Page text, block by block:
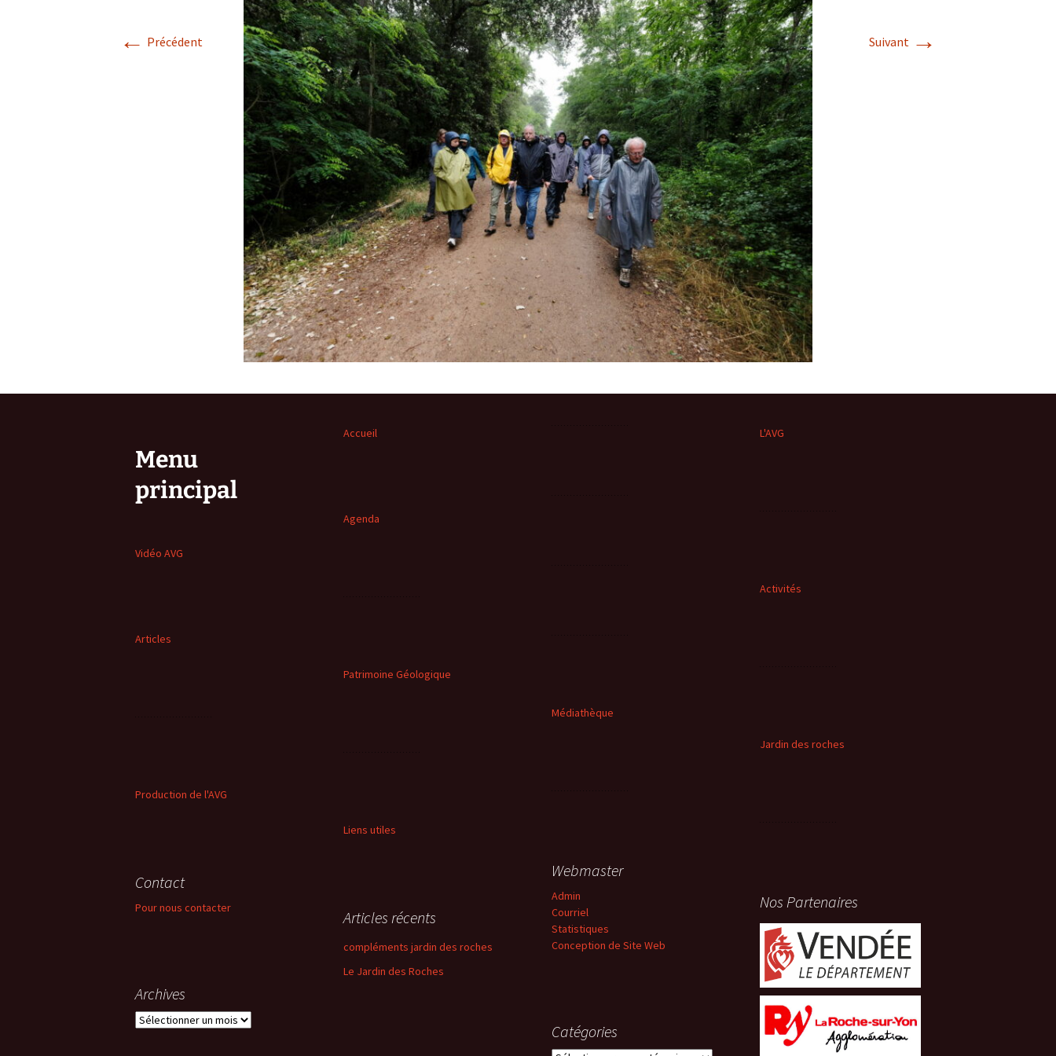
Conférences
Expositions,
Conférences…
Galerie de photos Roches
Lames minces de roches
Minéraux
Inventaire des minéraux
vendéens
Fossiles
Paysages, affleurements
Photos de groupes
Diaporamas
Galerie de vidéos
Cartes – schémas –
Echelles des temps
Carnets de voyages
Analyse de livres, revues,
← Précédent Suivant →
Menu
principal
Accueil L'AVG
Agenda
Vidéo AVG
Activités
Articles
Patrimoine Géologique
Médiathèque
Jardin des roches
Production de l'AVG
Liens utiles
Webmaster
Admin
Courriel
Statistiques
Conception de Site Web
Contact
Pour nous contacter
Nos Partenaires
Articles récents
compléments jardin des roches
Le Jardin des Roches
Archives
Archives
Catégories